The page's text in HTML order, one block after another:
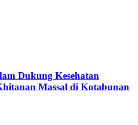
Dukung Kesehatan
Massal di Kotabunan